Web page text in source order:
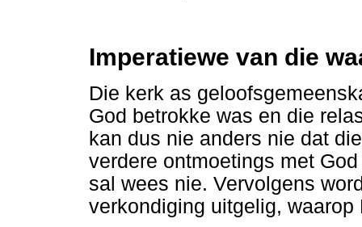
Imperatiewe van die
Die kerk as
God betrokke was en die
kan dus nie anders nie dat
verdere ontmoetings met
sal wees nie. Vervolgens
verkondiging uitgelig,